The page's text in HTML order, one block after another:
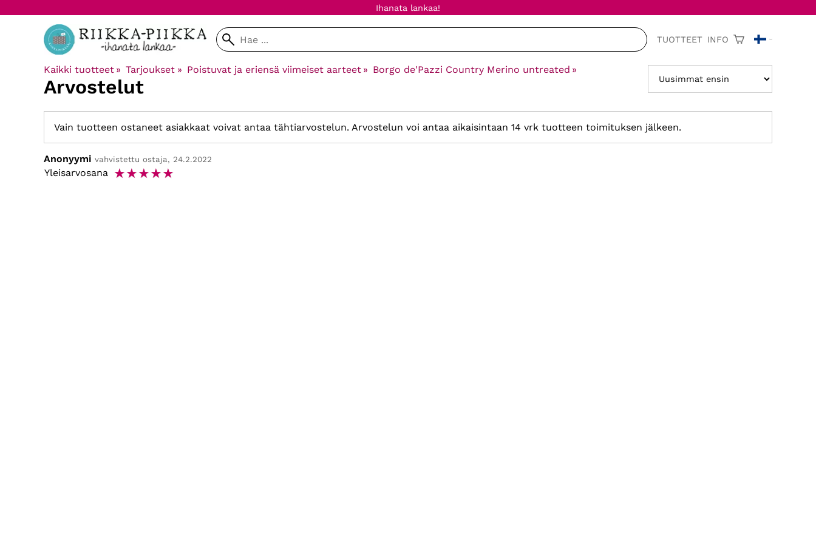
Ihanata lankaa!
TUOTTEET INFO
Kaikki tuotteet ‪» Tarjoukset ‪» Poistuvat ja eriensä viimeiset aarteet ‪» Borgo de'Pazzi Country Merino untreated ‪»
Arvostelut
Vain tuotteen ostaneet asiakkaat voivat antaa tähtiarvostelun. Arvostelun voi antaa aikaisintaan 14 vrk tuotteen toimituksen jälkeen.
Anonyymi vahvistettu ostaja, 24.2.2022
Yleisarvosana ☆☆☆☆☆